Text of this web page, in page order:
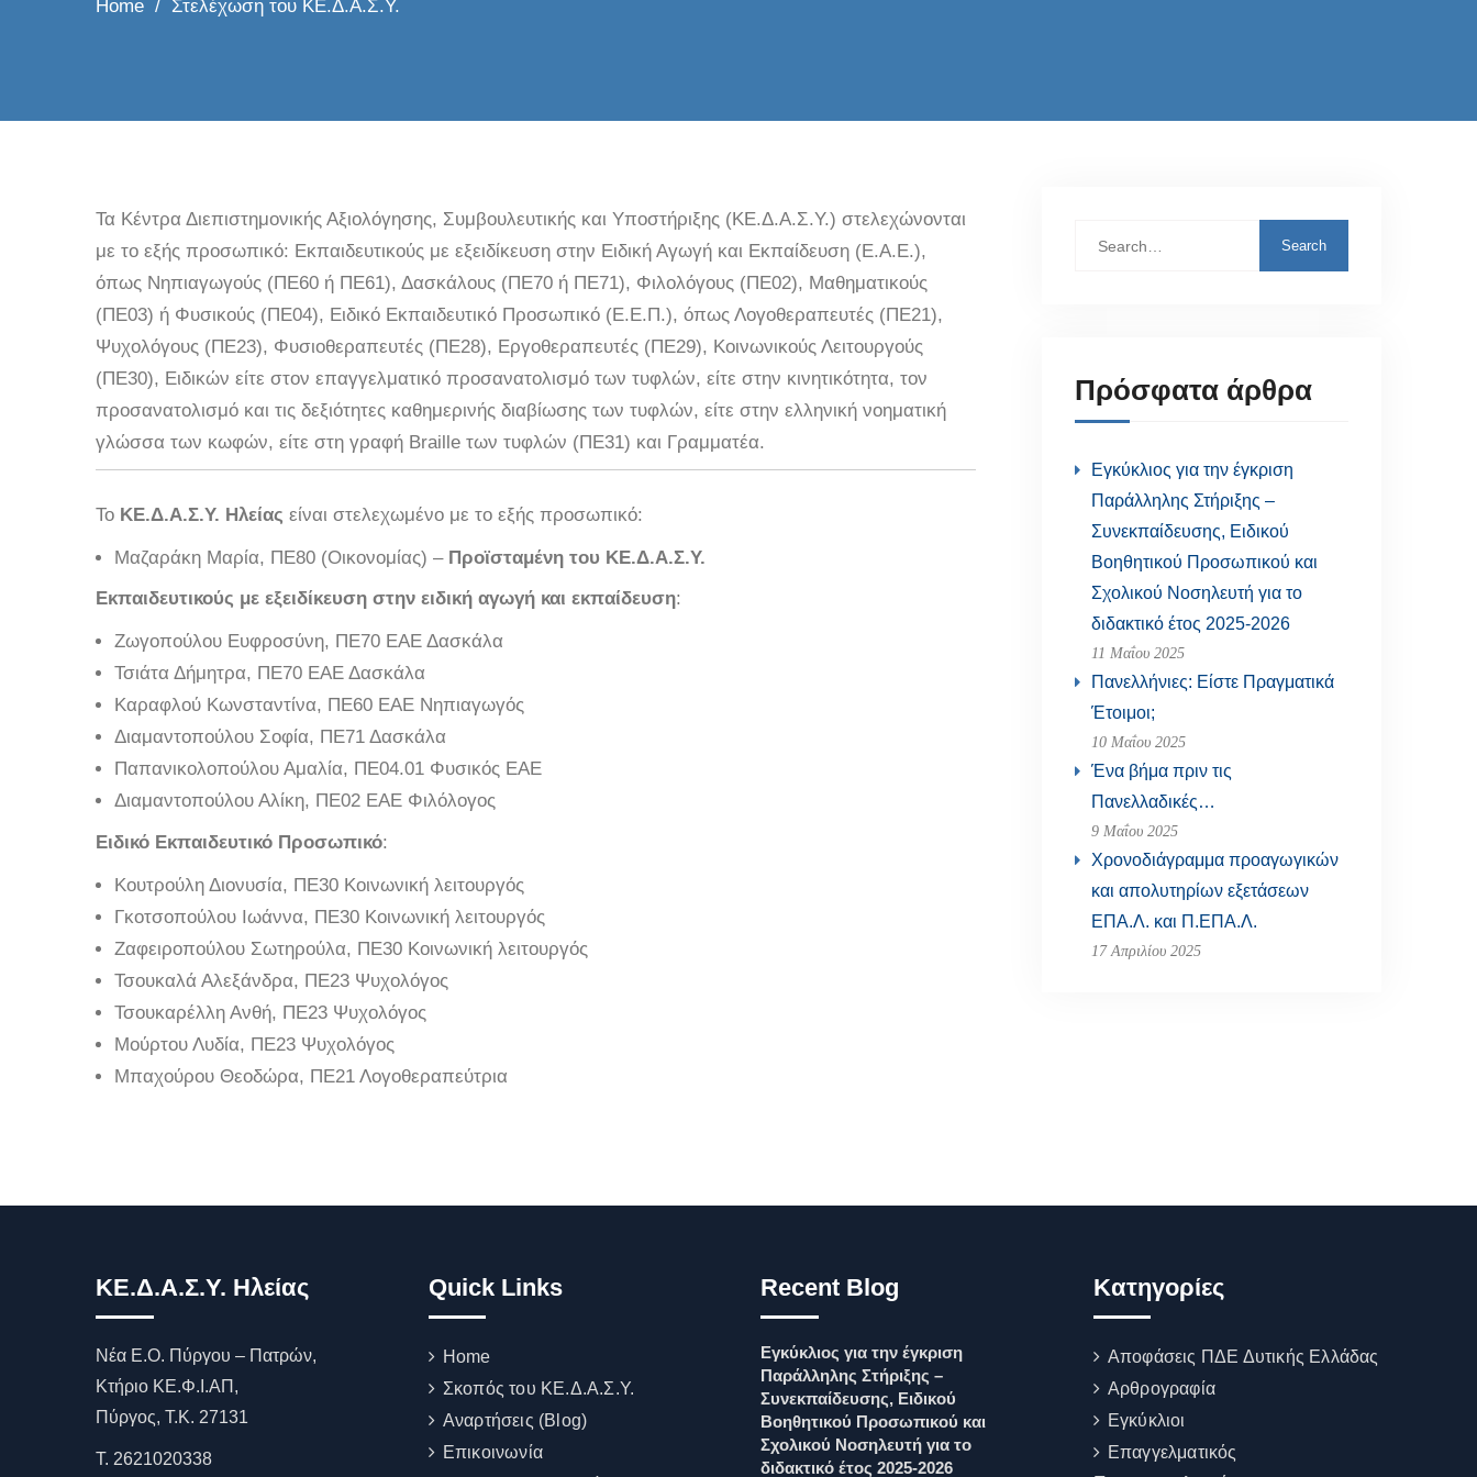
Home Στελέχωση του ΚΕ.Δ.Α.Σ.Υ.
Τα Κέντρα Διεπιστημονικής Αξιολόγησης, Συμβουλευτικής και Υποστήριξης (ΚΕ.Δ.Α.Σ.Υ.) στελεχώνονται
με το εξής προσωπικό: Εκπαιδευτικούς με εξειδίκευση στην Ειδική Αγωγή και Εκπαίδευση (Ε.Α.Ε.),
όπως Νηπιαγωγούς (ΠΕ60 ή ΠΕ61), Δασκάλους (ΠΕ70 ή ΠΕ71), Φιλολόγους (ΠΕ02), Μαθηματικούς
(ΠΕ03) ή Φυσικούς (ΠΕ04), Ειδικό Εκπαιδευτικό Προσωπικό (Ε.Ε.Π.), όπως Λογοθεραπευτές (ΠΕ21),
Ψυχολόγους (ΠΕ23), Φυσιοθεραπευτές (ΠΕ28), Εργοθεραπευτές (ΠΕ29), Κοινωνικούς Λειτουργούς
(ΠΕ30), Ειδικών είτε στον επαγγελματικό προσανατολισμό των τυφλών, είτε στην κινητικότητα, τον
προσανατολισμό και τις δεξιότητες καθημερινής διαβίωσης των τυφλών, είτε στην ελληνική νοηματική
γλώσσα των κωφών, είτε στη γραφή Braille των τυφλών (ΠΕ31) και Γραμματέα.
Το ΚΕ.Δ.Α.Σ.Υ. Ηλείας είναι στελεχωμένο με το εξής προσωπικό:
Μαζαράκη Μαρία, ΠΕ80 (Οικονομίας) – Προϊσταμένη του ΚΕ.Δ.Α.Σ.Υ.
Εκπαιδευτικούς με εξειδίκευση στην ειδική αγωγή και εκπαίδευση:
Ζωγοπούλου Ευφροσύνη, ΠΕ70 ΕΑΕ Δασκάλα
Τσιάτα Δήμητρα, ΠΕ70 ΕΑΕ Δασκάλα
Καραφλού Κωνσταντίνα, ΠΕ60 ΕΑΕ Νηπιαγωγός
Διαμαντοπούλου Σοφία, ΠΕ71 Δασκάλα
Παπανικολοπούλου Αμαλία, ΠΕ04.01 Φυσικός ΕΑΕ
Διαμαντοπούλου Αλίκη, ΠΕ02 ΕΑΕ Φιλόλογος
Ειδικό Εκπαιδευτικό Προσωπικό:
Κουτρούλη Διονυσία, ΠΕ30 Κοινωνική λειτουργός
Γκοτσοπούλου Ιωάννα, ΠΕ30 Κοινωνική λειτουργός
Ζαφειροπούλου Σωτηρούλα, ΠΕ30 Κοινωνική λειτουργός
Τσουκαλά Αλεξάνδρα, ΠΕ23 Ψυχολόγος
Τσουκαρέλλη Ανθή, ΠΕ23 Ψυχολόγος
Μούρτου Λυδία, ΠΕ23 Ψυχολόγος
Μπαχούρου Θεοδώρα, ΠΕ21 Λογοθεραπεύτρια
Πρόσφατα άρθρα
Εγκύκλιος για την έγκριση
Παράλληλης Στήριξης –
Συνεκπαίδευσης, Ειδικού
Βοηθητικού Προσωπικού και
Σχολικού Νοσηλευτή για το
διδακτικό έτος 2025-2026
11 Μαΐου 2025
Πανελλήνιες: Είστε Πραγματικά
Έτοιμοι;
10 Μαΐου 2025
Ένα βήμα πριν τις
Πανελλαδικές…
9 Μαΐου 2025
Χρονοδιάγραμμα προαγωγικών
και απολυτηρίων εξετάσεων
ΕΠΑ.Λ. και Π.ΕΠΑ.Λ.
17 Απριλίου 2025
ΚΕ.Δ.Α.Σ.Υ. Ηλείας
Νέα Ε.Ο. Πύργου – Πατρών,
Κτήριο ΚΕ.Φ.Ι.ΑΠ,
Πύργος, T.K. 27131
Τ. 2621020338
Quick Links
Home
Σκοπός του ΚΕ.Δ.Α.Σ.Υ.
Αναρτήσεις (Blog)
Επικοινωνία
Recent Blog
Εγκύκλιος για την έγκριση
Παράλληλης Στήριξης –
Συνεκπαίδευσης, Ειδικού
Βοηθητικού Προσωπικού και
Σχολικού Νοσηλευτή για το
διδακτικό έτος 2025-2026
Kατηγορίες
Αποφάσεις ΠΔΕ Δυτικής Ελλάδας
Αρθρογραφία
Εγκύκλιοι
Επαγγελματικός